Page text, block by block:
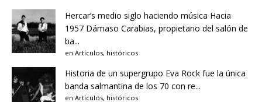
Hercar’s medio siglo haciendo música Hacia
1957 Dámaso Carabias, propietario del salón de
ba...
en Artículos, históricos
Historia de un supergrupo Eva Rock fue la única
banda salmantina de los 70 con re...
en Artículos, históricos